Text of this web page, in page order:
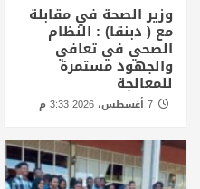
وزير الصحة في مقابلة
مع ( دبنقا) : النظام
الصحي في تعافي
والجهود مستمرة
للمعالجة